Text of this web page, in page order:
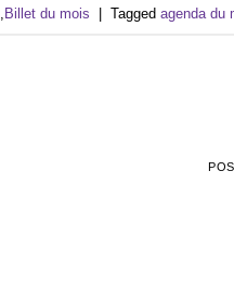
, Billet du mois Taggedagenda du